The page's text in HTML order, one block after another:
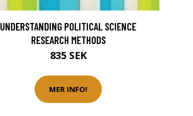
UNDERSTANDING POLITICAL SCIENCE
RESEARCH METHODS
835 SEK
MER INFO!